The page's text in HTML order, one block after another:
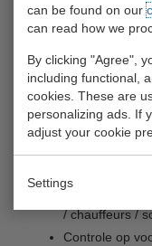
can be found on our
can read how we
By clicking "Agree",
including functional,
cookies. These are
personalizing ads. If
adjust your cookie
Settings
verkeer
Contacten met
de
Het dagelijks
apparatuur
Het
Contacten
/ chauffeurs /
Controle op